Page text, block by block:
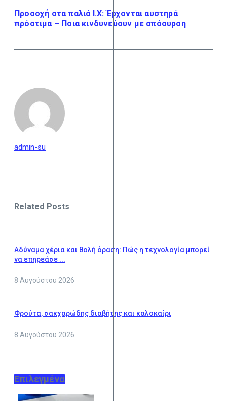
Προσοχή στα παλιά Ι.Χ: Έρχονται αυστηρά
πρόστιμα – Ποια κινδυνεύουν με απόσυρση
admin-su
Related Posts
Αδύναμα χέρια και θολή όραση: Πώς η τεχνολογία μπορεί
να επηρεάσε ...
8 Αυγούστου 2026
Φρούτα, σακχαρώδης διαβήτης και καλοκαίρι
8 Αυγούστου 2026
Επιλεγμένα